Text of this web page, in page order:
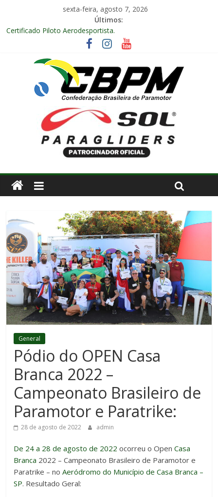
sexta-feira, agosto 7, 2026
Últimos:
Certificado Piloto Aerodesportista.
Encontro Nacional de Aerodesporto no Arraiá Aéreo realizado
no Aeroclube de Bauru – SP.
Anuidade 2026
Arraiá Aéreo 2025 em Bauru – SP
Decisão Nº 675, 16 anos.
General
Pódio do OPEN Casa
Branca 2022 –
Campeonato Brasileiro de
Paramotor e Paratrike:
28 de agosto de 2022 admin
De 24 a 28 de agosto de 2022 ocorreu o OpenCasa
Branca 2022 – Campeonato Brasileiro de Paramotor e
Paratrike – noAeródromo do Município de Casa Branca –
SP. Resultado Geral: